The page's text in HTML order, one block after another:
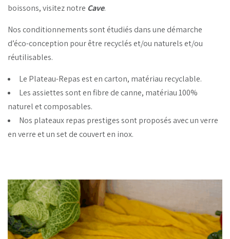
boissons, visitez notre Cave.
Nos conditionnements sont étudiés dans une démarche
d’éco-conception pour être recyclés et/ou naturels et/ou
réutilisables.
Le Plateau-Repas est en carton, matériau recyclable.
Les assiettes sont en fibre de canne, matériau 100%
naturel et composables.
Nos plateaux repas prestiges sont proposés avec un verre
en verre et un set de couvert en inox.